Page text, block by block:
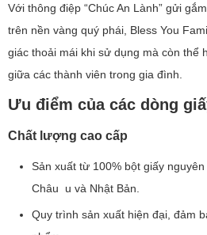
Với thông điệp “Chúc An Lành” gửi
trên nền vàng quý phái, Bless You
giác thoải mái khi sử dụng mà còn thể
giữa các thành viên trong gia đình.
Ưu điểm của các dòng
Chất lượng cao cấp
Sản xuất từ 100% bột giấy
Châu u và Nhật Bản.
Quy trình sản xuất hiện đại, đảm